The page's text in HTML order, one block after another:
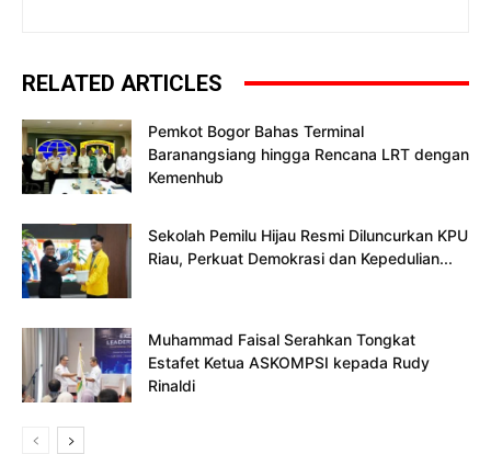
RELATED ARTICLES
Pemkot Bogor Bahas Terminal
Baranangsiang hingga Rencana LRT dengan
Kemenhub
Sekolah Pemilu Hijau Resmi Diluncurkan KPU
Riau, Perkuat Demokrasi dan Kepedulian...
Muhammad Faisal Serahkan Tongkat
Estafet Ketua ASKOMPSI kepada Rudy
Rinaldi